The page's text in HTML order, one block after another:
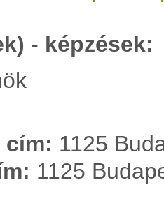
- képzések:
cím: 1125
1125